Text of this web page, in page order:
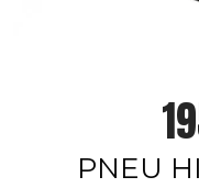
PNEU